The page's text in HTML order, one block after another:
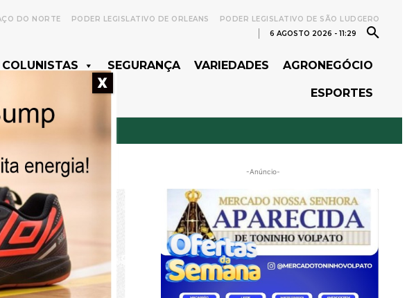
DO NORTE PODER LEGISLATIVO DE ORLEANS
PODER LEGISLATIVO DE SÃO LUDGERO
6 AGOSTO 2026 - 11:29
COLUNISTAS SEGURANÇA VARIEDADES AGRONEGÓCIO
ESPORTES
-Anúncio-
X